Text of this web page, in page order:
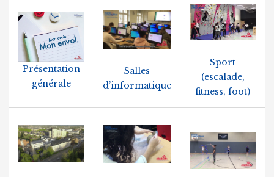
Présentation
générale
Salles
d’informatique
Sport
(escalade,
fitness, foot)